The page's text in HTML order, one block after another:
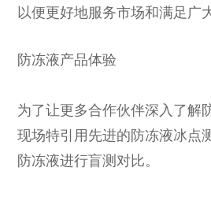
以便更好地服务市场和满足广
防冻液产品体验
为了让更多合作伙伴深入了解
现场特引用先进的防冻液冰点
防冻液进行盲测对比。